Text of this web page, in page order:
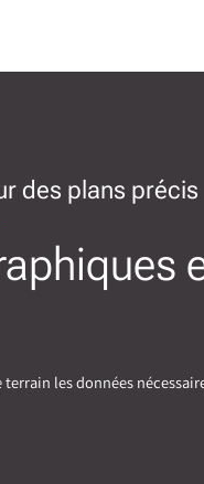
des plans précis
les données